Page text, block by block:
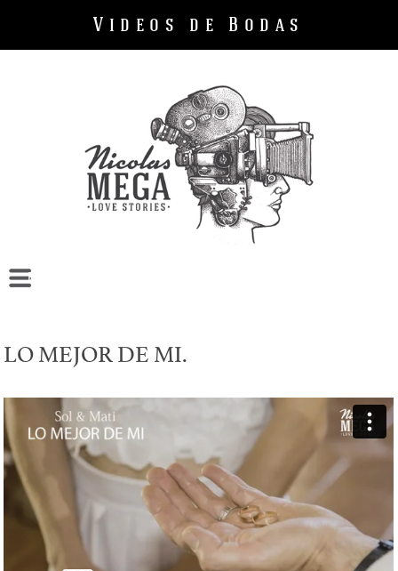
Videos de Bodas
Bodas
Contacto
Vimeo
Facebook
LO MEJOR DE MI.